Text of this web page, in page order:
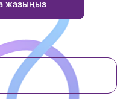
жазыңыз